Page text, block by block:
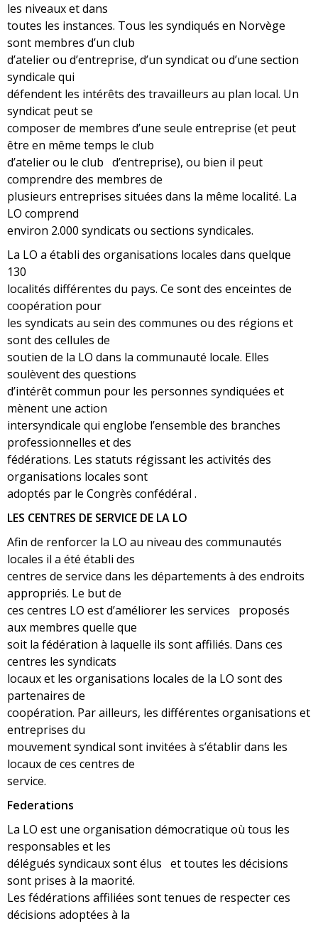
les niveaux et dans
toutes les instances. Tous les syndiqués en Norvège
sont membres d’un club
d’atelier ou d’entreprise, d’un syndicat ou d’une section
syndicale qui
défendent les intérêts des travailleurs au plan local. Un
syndicat peut se
composer de membres d’une seule entreprise (et peut
être en même temps le club
d’atelier ou le club d’entreprise), ou bien il peut
comprendre des membres de
plusieurs entreprises situées dans la même localité. La
LO comprend
environ 2.000 syndicats ou sections syndicales.
La LO a établi des organisations locales dans quelque
130
localités différentes du pays. Ce sont des enceintes de
coopération pour
les syndicats au sein des communes ou des régions et
sont des cellules de
soutien de la LO dans la communauté locale. Elles
soulèvent des questions
d’intérêt commun pour les personnes syndiquées et
mènent une action
intersyndicale qui englobe l’ensemble des branches
professionnelles et des
fédérations. Les statuts régissant les activités des
organisations locales sont
adoptés par le Congrès confédéral .
LES CENTRES DE SERVICE DE LA LO
Afin de renforcer la LO au niveau des communautés
locales il a été établi des
centres de service dans les départements à des endroits
appropriés. Le but de
ces centres LO est d’améliorer les services proposés
aux membres quelle que
soit la fédération à laquelle ils sont affiliés. Dans ces
centres les syndicats
locaux et les organisations locales de la LO sont des
partenaires de
coopération. Par ailleurs, les différentes organisations et
entreprises du
mouvement syndical sont invitées à s’établir dans les
locaux de ces centres de
service.
Federations
La LO est une organisation démocratique où tous les
responsables et les
délégués syndicaux sont élus et toutes les décisions
sont prises à la maorité.
Les fédérations affiliées sont tenues de respecter ces
décisions adoptées à la